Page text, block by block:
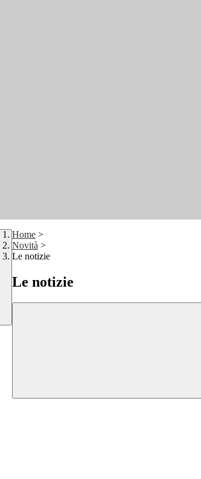
Home >
Novità >
Le notizie
Le notizie